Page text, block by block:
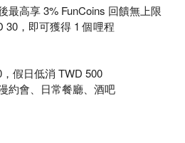
最高享 3% FunCoins 回饋無上限
30，即可獲得 1 個哩程
假日低消 TWD 500
約會、日常餐廳、酒吧